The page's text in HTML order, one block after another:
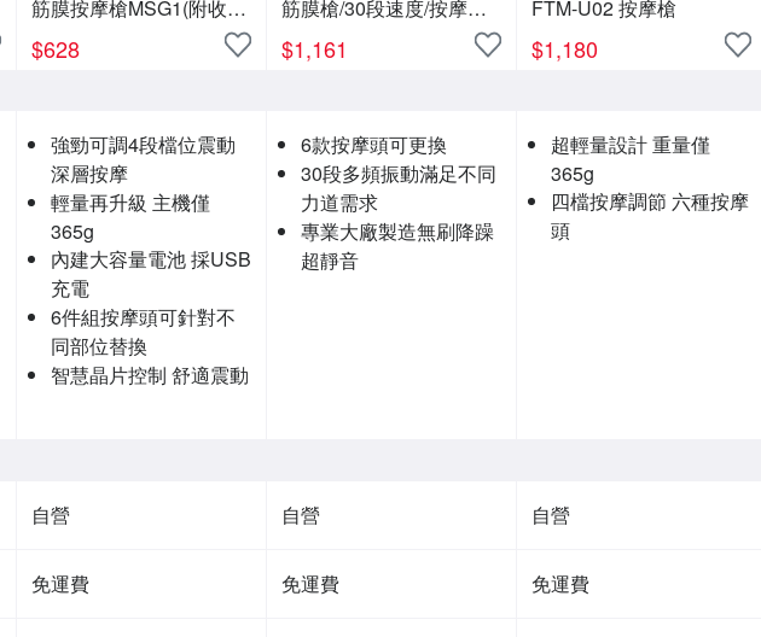
筋膜按摩槍MSG1(附收納
$628
筋膜槍/30段速度/按摩
機/6種按摩頭 / USB充電
版
$1,161
FTM-U02 按摩槍
$1,180
強勁可調4段檔位震動
深層按摩
輕量再升級 主機僅
365g
內建大容量電池 採USB
充電
6件組按摩頭可針對不
同部位替換
智慧晶片控制 舒適震動
6款按摩頭可更換
30段多頻振動滿足不同
力道需求
專業大廠製造無刷降躁
超靜音
超輕量設計 重量僅
365g
四檔按摩調節 六種按摩
頭
自營 自營 自營
免運費 免運費 免運費